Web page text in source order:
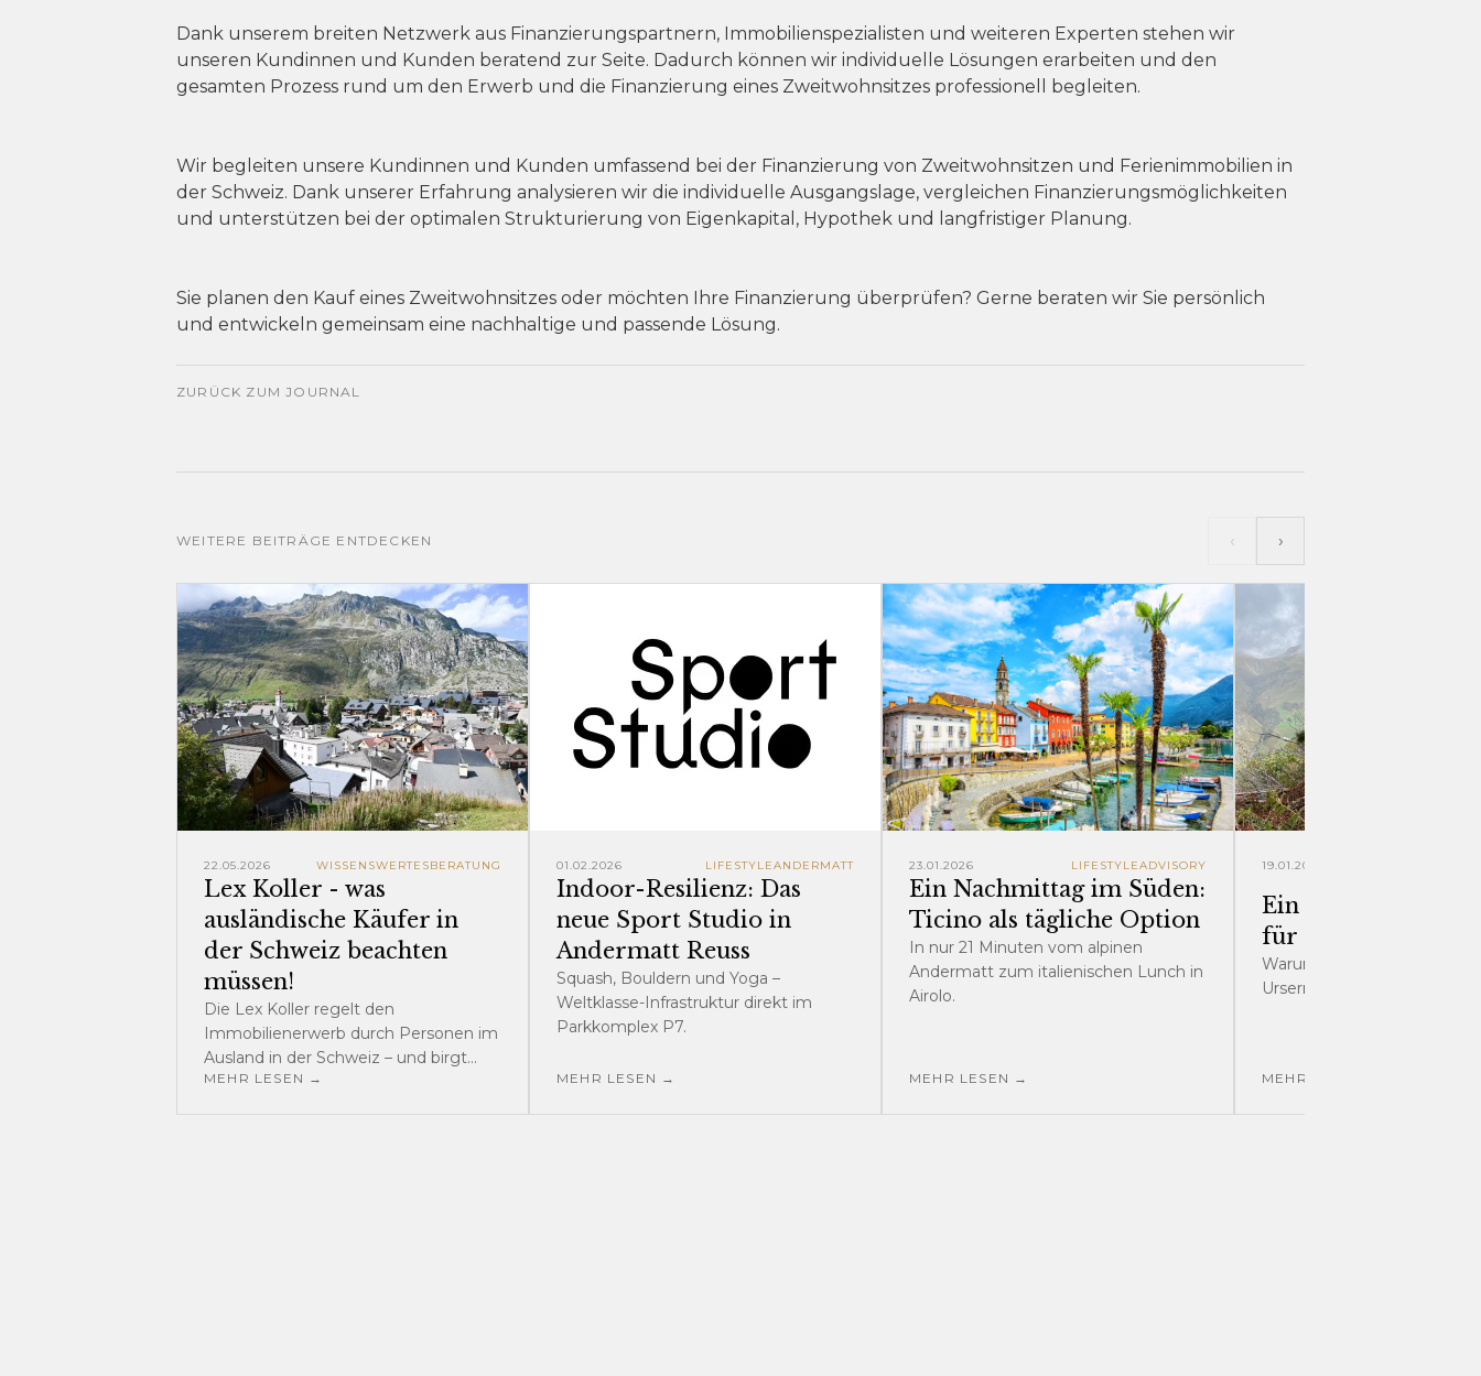
Dank unserem breiten Netzwerk aus Finanzierungspartnern, Immobilienspezialisten und weiteren Experten stehen wir
unseren Kundinnen und Kunden beratend zur Seite. Dadurch können wir individuelle Lösungen erarbeiten und den
gesamten Prozess rund um den Erwerb und die Finanzierung eines Zweitwohnsitzes professionell begleiten.
Wir begleiten unsere Kundinnen und Kunden umfassend bei der Finanzierung von Zweitwohnsitzen und Ferienimmobilien in
der Schweiz. Dank unserer Erfahrung analysieren wir die individuelle Ausgangslage, vergleichen Finanzierungsmöglichkeiten
und unterstützen bei der optimalen Strukturierung von Eigenkapital, Hypothek und langfristiger Planung.
Sie planen den Kauf eines Zweitwohnsitzes oder möchten Ihre Finanzierung überprüfen? Gerne beraten wir Sie persönlich
und entwickeln gemeinsam eine nachhaltige und passende Lösung.
ZURÜCK ZUM JOURNAL
WEITERE BEITRÄGE ENTDECKEN ‹ ›
22.05.2026 WISSENSWERTESBERATUNG
Lex Koller - was
ausländische Käufer in
der Schweiz beachten
müssen!
Die Lex Koller regelt den
Immobilienerwerb durch Personen im
Ausland in der Schweiz – und birgt
zahlreiche rechtliche Besonderheiten.
MEHR LESEN →
01.02.2026 LIFESTYLEANDERMATT
Indoor-Resilienz: Das
neue Sport Studio in
Andermatt Reuss
Squash, Bouldern und Yoga –
Weltklasse-Infrastruktur direkt im
Parkkomplex P7.
MEHR LESEN →
23.01.2026 LIFESTYLEADVISORY
Ein Nachmittag im Süden:
Ticino als tägliche Option
In nur 21 Minuten vom alpinen
Andermatt zum italienischen Lunch in
Airolo.
MEHR LESEN →
19.01.2026
Ein grüner
für das "nackte Tal"
Warum der Verein Wald
Ursern 100 Jahre in die
MEHR LESEN →